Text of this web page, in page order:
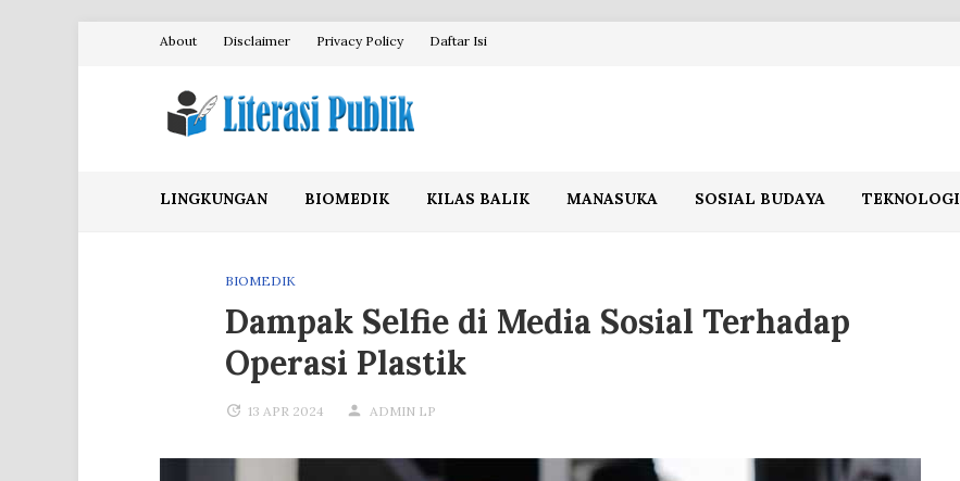
About Disclaimer Privacy Policy Daftar Isi
LINGKUNGAN BIOMEDIK KILAS BALIK MANASUKA SOSIAL BUDAYA TEKNOLOGI
BIOMEDIK
Dampak Selfie di Media Sosial Terhadap
Operasi Plastik
13 APR 2024 ADMIN LP